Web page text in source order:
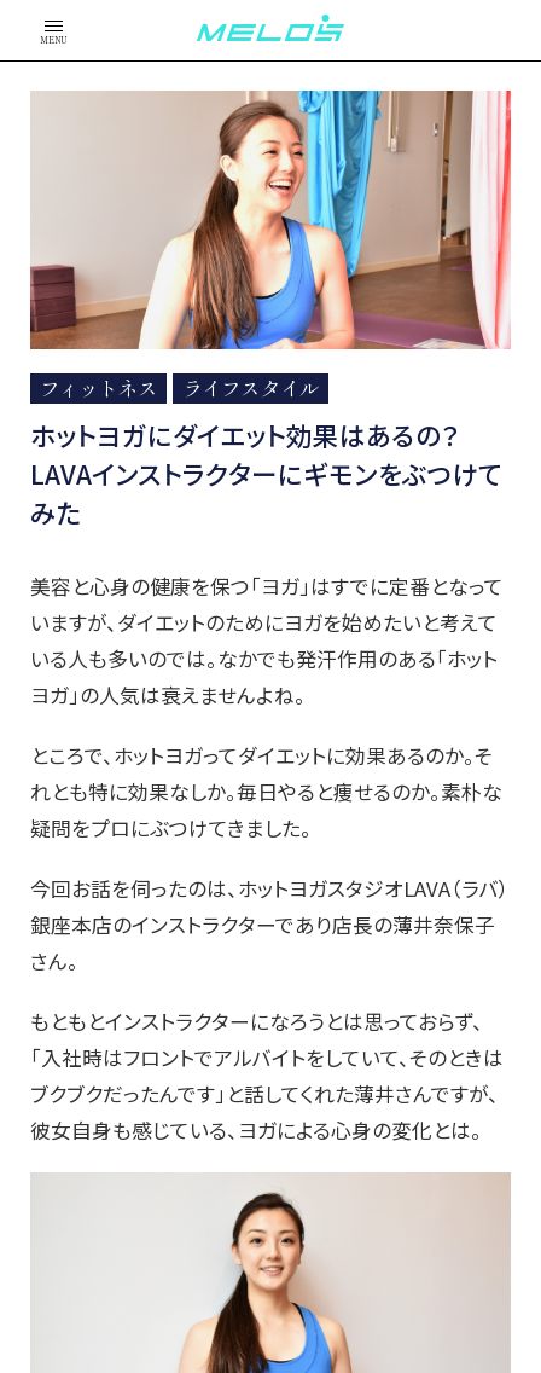
MENU
フィットネス ライフスタイル
ホットヨガにダイエット効果はあるの？
LAVAインストラクターにギモンをぶつけて
みた
美容と心身の健康を保つ「ヨガ」はすでに定番となって
いますが、ダイエットのためにヨガを始めたいと考えて
いる人も多いのでは。なかでも発汗作用のある「ホット
ヨガ」の人気は衰えませんよね。
ところで、ホットヨガってダイエットに効果あるのか。そ
れとも特に効果なしか。毎日やると痩せるのか。素朴な
疑問をプロにぶつけてきました。
今回お話を伺ったのは、ホットヨガスタジオLAVA（ラバ）
銀座本店のインストラクターであり店長の薄井奈保子
さん。
もともとインストラクターになろうとは思っておらず、
「入社時はフロントでアルバイトをしていて、そのときは
ブクブクだったんです」と話してくれた薄井さんですが、
彼女自身も感じている、ヨガによる心身の変化とは。